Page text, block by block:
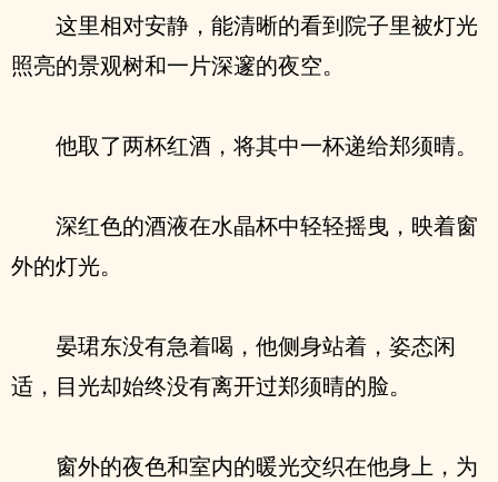
这里相对安静，能清晰的看到院子里被灯光
照亮的景观树和一片深邃的夜空。
他取了两杯红酒，将其中一杯递给郑须晴。
深红色的酒液在水晶杯中轻轻摇曳，映着窗
外的灯光。
晏珺东没有急着喝，他侧身站着，姿态闲
适，目光却始终没有离开过郑须晴的脸。
窗外的夜色和室内的暖光交织在他身上，为